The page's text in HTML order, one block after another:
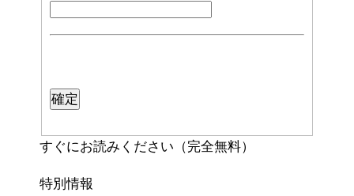
すぐにお読みください（完全無料）
特別情報